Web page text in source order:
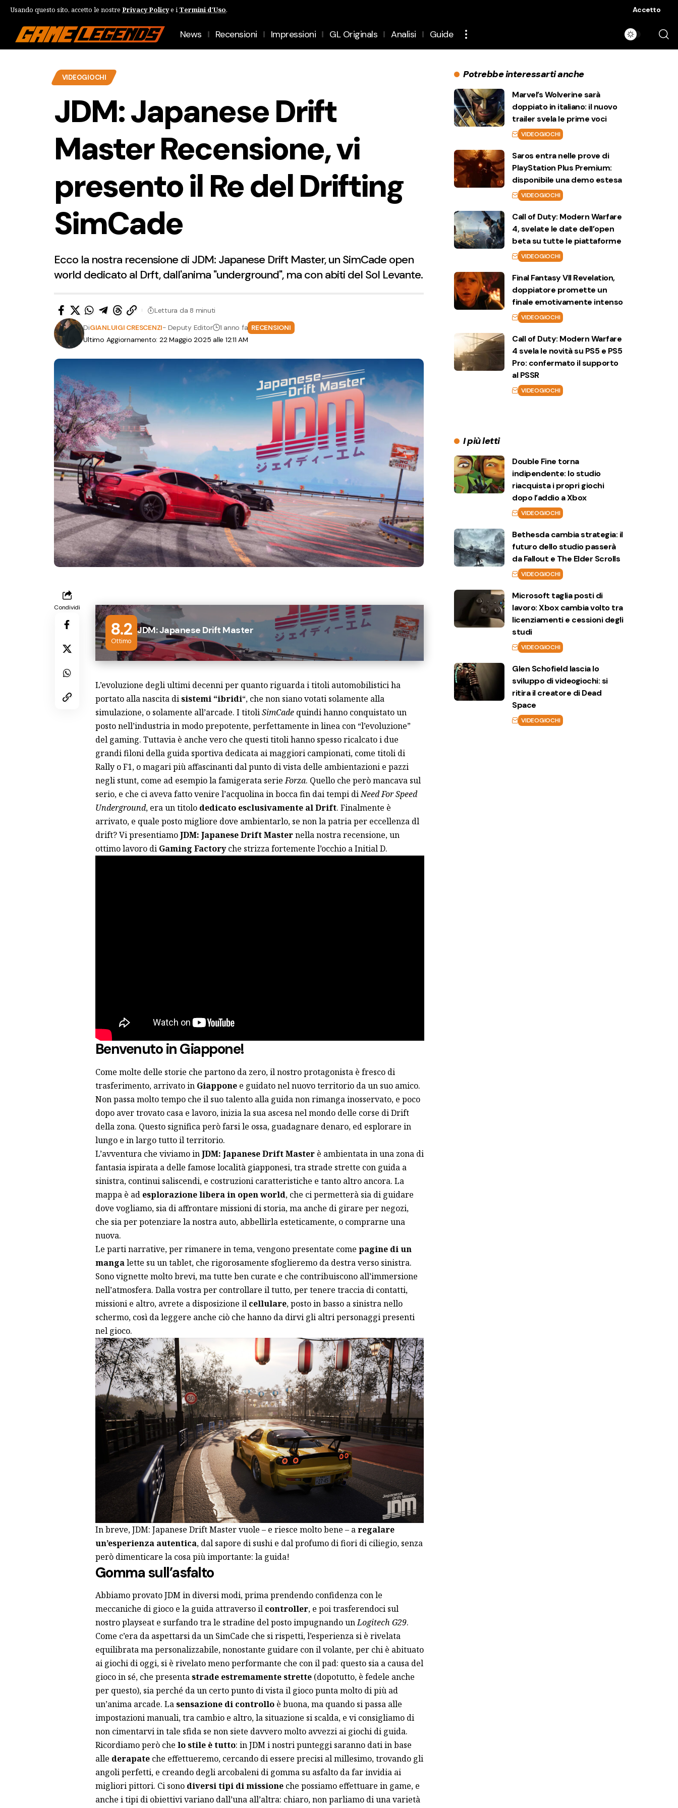
Usando questo sito, accetto le nostre Privacy Policye i Termini d'Uso. Accetto
News Recensioni Impressioni GL Originals Analisi Guide
VIDEOGIOCHI
JDM: Japanese Drift
Master Recensione, vi
presento il Re del Drifting
SimCade
Ecco la nostra recensione di JDM: Japanese Drift Master, un SimCade open
world dedicato al Drft, dall'anima "underground", ma con abiti del Sol Levante.
Ultimo Aggiornamento: 22 Maggio 2025 alle 12:11 AM
DiGIANLUIGI CRESCENZI- Deputy Editor 1 anno fa RECENSIONI
Lettura da 8 minuti
Condividi
8.2
Ottimo
JDM: Japanese Drift Master
L’evoluzione degli ultimi decenni per quanto riguarda i titoli automobilistici ha
portato alla nascita disistemi “ibridi“, che non siano votati solamente alla
simulazione, o solamente all’arcade. I titoliSimCadequindi hanno conquistato un
posto nell’industria in modo prepotente, perfettamente in linea con “l’evoluzione”
del gaming. Tuttavia è anche vero che questi titoli hanno spesso ricalcato i due
grandi filoni della guida sportiva dedicata ai maggiori campionati, come titoli di
Rally o F1, o magari più affascinanti dal punto di vista delle ambientazionie pazzi
negli stunt, come ad esempio la famigerata serieForza. Quello che però mancava sul
serio, e che ci aveva fatto venire l’acquolina in bocca fin dai tempi diNeed For Speed
Underground, era un titolo dedicato esclusivamente al Drift. Finalmente è
arrivato, e quale posto migliore dove ambientarlo, se non la patria per eccellenza dl
drift? Vi presentiamoJDM: Japanese Drift Masternella nostra recensione, un
ottimo lavoro di Gaming Factoryche strizza fortemente l’occhio aInitial D.
Benvenuto in Giappone!
Come molte delle storie che partono da zero, il nostro protagonista è fresco di
trasferimento, arrivato in Giapponee guidato nel nuovo territorio da un suo amico.
Non passa molto tempo che il suo talento alla guida non rimanga inosservato, e poco
dopo aver trovato casa e lavoro, inizia la sua ascesa nel mondo delle corse di Drift
della zona. Questo significa però farsi le ossa, guadagnare denaro, ed esplorare in
lungo e in largo tutto il territorio.
L’avventura che viviamo inJDM: Japanese Drift Masterè ambientata in una zona di
fantasia ispirata a delle famose località giapponesi, tra strade strette con guida a
sinistra, continui saliscendi, e costruzioni caratteristiche e tanto altro ancora. La
mappa è ad esplorazione libera in open world, che ci permetterà sia di guidare
dove vogliamo, sia di affrontare missioni di storia, ma anche di girare per negozi,
che sia per potenziare la nostra auto, abbellirla esteticamente, o comprarne una
nuova.
Le parti narrative, per rimanere in tema, vengono presentate come pagine di un
mangalette su un tablet, che rigorosamente sfoglieremo da destra verso sinistra.
Sono vignette molto brevi, ma tutte ben curate e che contribuiscono all’immersione
nell’atmosfera. Dalla vostra per controllare il tutto, per tenere traccia di contatti,
missioni e altro, avrete a disposizione il cellulare, posto in basso a sinistra nello
schermo, così da leggere anche ciò che hanno da dirvi gli altri personaggi presenti
nel gioco.
In breve, JDM: Japanese Drift Master vuole – e riesce molto bene – aregalare
un’esperienza autentica, dal sapore di sushi e dal profumo di fiori di ciliegio, senza
però dimenticare la cosa più importante: la guida!
Gomma sull’asfalto
Abbiamo provato JDM in diversi modi, prima prendendo confidenza con le
meccaniche di gioco e la guida attraverso il controller, e poi trasferendoci sul
nostro playseat e surfando tra le stradine del posto impugnando unLogitech G29.
Come c’era da aspettarsi da un SimCade che si rispetti, l’esperienza si è rivelata
equilibrata ma personalizzabile, nonostante guidare con il volante, per chi è abituato
ai giochi di oggi, si è rivelato meno performante che con il pad: questo sia a causa del
gioco in sé, che presentastrade estremamente strette(dopotutto, è fedele anche
per questo), sia perché da un certo punto di vista il gioco punta molto di più ad
un’anima arcade. Lasensazione di controlloè buona, ma quando si passa alle
impostazioni manuali, tra cambio e altro, la situazione si scalda, e vi consigliamo di
non cimentarvi in tale sfida se non siete davvero molto avvezzi ai giochi di guida.
Ricordiamo però che lo stile è tutto: in JDM i nostri punteggi saranno dati in base
alle derapateche effettueremo, cercando di essere precisi al millesimo, trovando gli
angoli perfetti, e creando degli arcobaleni di gomma su asfalto da far invidia ai
migliori pittori. Ci sono diversi tipi di missioneche possiamo effettuare in game, e
anche i tipi di obiettivi variano dall’una all’altra: chiaro, non parliamo di una varietà
Potrebbe interessarti anche
Marvel’s Wolverine sarà
doppiato in italiano: il nuovo
trailer svela le prime voci
VIDEOGIOCHI
Saros entra nelle prove di
PlayStation Plus Premium:
disponibile una demo estesa
VIDEOGIOCHI
Call of Duty: Modern Warfare
4, svelate le date dell’open
beta su tutte le piattaforme
VIDEOGIOCHI
Final Fantasy VII Revelation,
doppiatore promette un
finale emotivamente intenso
VIDEOGIOCHI
Call of Duty: Modern Warfare
4 svela le novità su PS5 e PS5
Pro: confermato il supporto
al PSSR
VIDEOGIOCHI
I più letti
Double Fine torna
indipendente: lo studio
riacquista i propri giochi
dopo l’addio a Xbox
VIDEOGIOCHI
Bethesda cambia strategia: il
futuro dello studio passerà
da Fallout e The Elder Scrolls
VIDEOGIOCHI
Microsoft taglia posti di
lavoro: Xbox cambia volto tra
licenziamenti e cessioni degli
studi
VIDEOGIOCHI
Glen Schofield lascia lo
sviluppo di videogiochi: si
ritira il creatore di Dead
Space
VIDEOGIOCHI